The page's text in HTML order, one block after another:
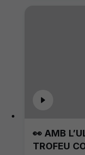
👀 AMB
TROFEU